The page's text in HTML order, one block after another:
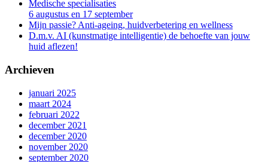
Medische specialisaties
6 augustus en 17 september
Mijn passie? Anti-ageing, huidverbetering en wellness
D.m.v. AI (kunstmatige intelligentie) de behoefte van jouw
huid aflezen!
Archieven
januari 2025
maart 2024
februari 2022
december 2021
december 2020
november 2020
september 2020